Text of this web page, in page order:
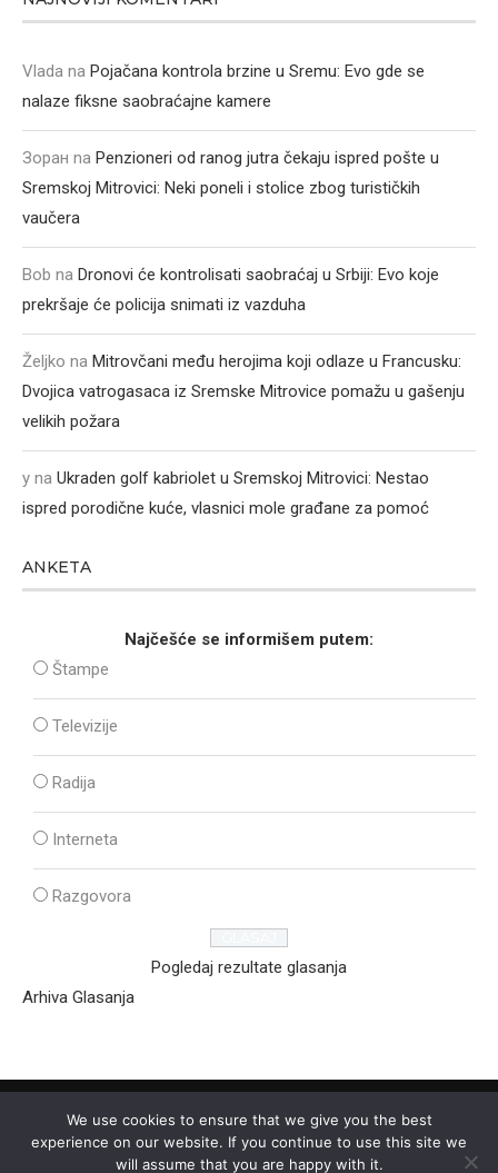
Vlada na Pojačana kontrola brzine u Sremu: Evo gde se
nalaze fiksne saobraćajne kamere
Зоран na Penzioneri od ranog jutra čekaju ispred pošte u
Sremskoj Mitrovici: Neki poneli i stolice zbog turističkih
vaučera
Bob na Dronovi će kontrolisati saobraćaj u Srbiji: Evo koje
prekršaje će policija snimati iz vazduha
Željko na Mitrovčani među herojima koji odlaze u Francusku:
Dvojica vatrogasaca iz Sremske Mitrovice pomažu u gašenju
velikih požara
y na Ukraden golf kabriolet u Sremskoj Mitrovici: Nestao
ispred porodične kuće, vlasnici mole građane za pomoć
ANKETA
Najčešće se informišem putem:
Štampe
Televizije
Radija
Interneta
Razgovora
Pogledaj rezultate glasanja
Arhiva Glasanja
We use cookies to ensure that we give you the best
experience on our website. If you continue to use this site we
will assume that you are happy with it.